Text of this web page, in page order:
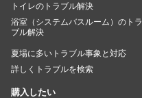
トイレのトラブル解決
浴室（システムバスルーム）のトラ
ブル解決
夏場に多いトラブル事象と対応
詳しくトラブルを検索
購入したい